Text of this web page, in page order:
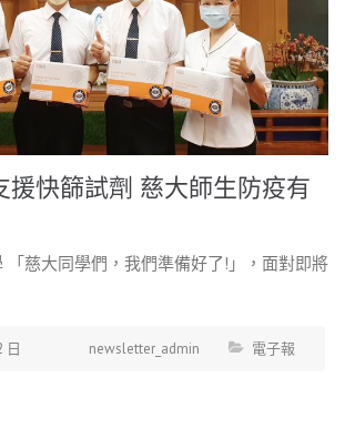
援快篩試劑 慈大師生防疫有
「慈大同學們，我們準備好了!」，面對即將
日 newsletter_admin 電子報